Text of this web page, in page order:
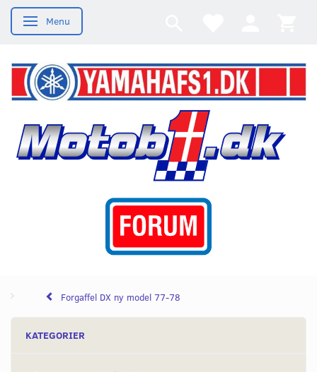
Skifte navigation
Menu
Forgaffel DX ny model 77-78
KATEGORIER